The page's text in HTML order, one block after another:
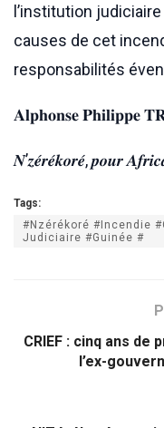
l’institution
causes de cet
responsabilités
𝐀𝐥𝐩𝐡𝐨𝐧𝐬𝐞 𝐏𝐡𝐢𝐥𝐢𝐩𝐩𝐞
𝑵’𝒛𝒆́𝒓𝒆́𝒌𝒐𝒓𝒆́, 𝒑𝒐𝒖𝒓
Tags:
#Nzérékoré #Incendie
Judiciaire #Guinée #
CRIEF : cinq ans
l’ex-